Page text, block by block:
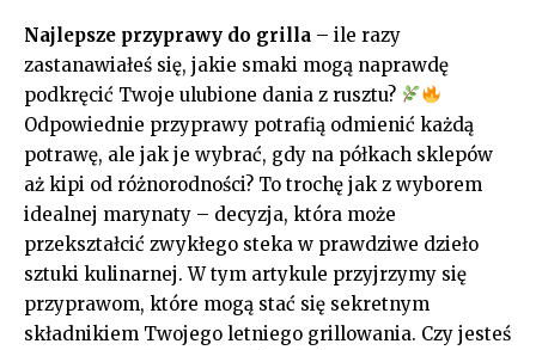
Najlepsze przyprawy do grilla – ile razy
zastanawiałeś ⁤się, jakie⁣ smaki mogą naprawdę
podkręcić ‍Twoje ⁤ulubione dania z rusztu?⁤
Odpowiednie przyprawy potrafią odmienić każdą
potrawę, ale jak je wybrać,‍ gdy⁣ na półkach​ sklepów
aż ⁤kipi od ‍różnorodności? To ⁤trochę jak z wyborem
idealnej marynaty – ‌decyzja, która może
przekształcić ‌zwykłego​ steka ⁣w ‌prawdziwe dzieło
sztuki kulinarnej. W tym ⁣artykule przyjrzymy się
przyprawom, które mogą​ stać⁣ się sekretnym
⁤składnikiem Twojego ​letniego ​grillowania. Czy jesteś⁢